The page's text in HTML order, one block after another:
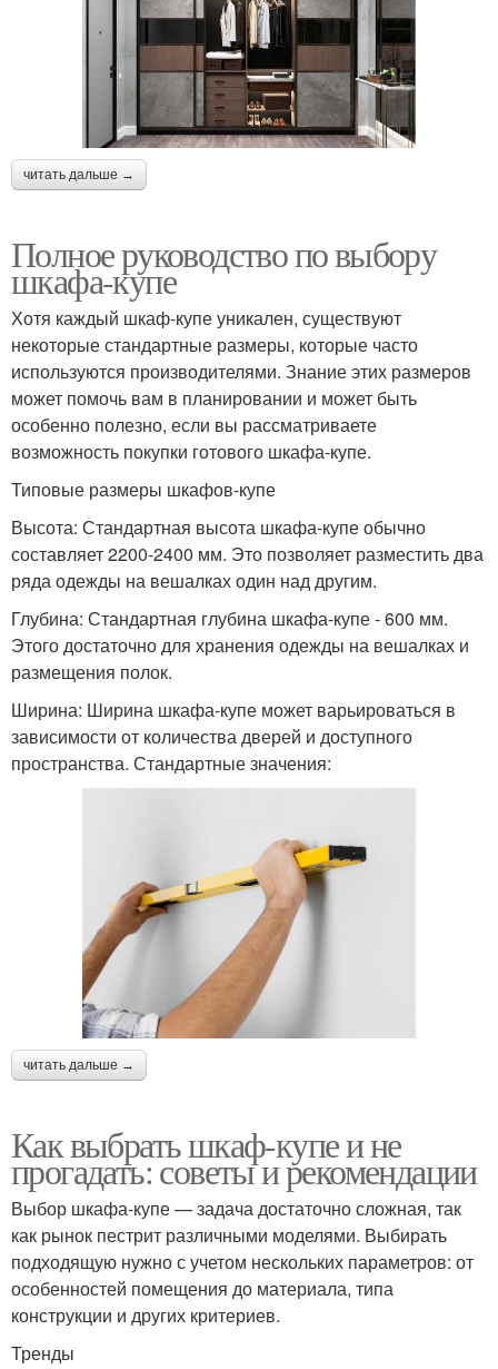
читать дальше →
Полное руководство по выбору
шкафа-купе
Хотя каждый шкаф-купе уникален, существуют
некоторые стандартные размеры, которые часто
используются производителями. Знание этих размеров
может помочь вам в планировании и может быть
особенно полезно, если вы рассматриваете
возможность покупки готового шкафа-купе.
Типовые размеры шкафов-купе
Высота: Стандартная высота шкафа-купе обычно
составляет 2200-2400 мм. Это позволяет разместить два
ряда одежды на вешалках один над другим.
Глубина: Стандартная глубина шкафа-купе - 600 мм.
Этого достаточно для хранения одежды на вешалках и
размещения полок.
Ширина: Ширина шкафа-купе может варьироваться в
зависимости от количества дверей и доступного
пространства. Стандартные значения:
читать дальше →
Как выбрать шкаф-купе и не
прогадать: советы и рекомендации
Выбор шкафа-купе — задача достаточно сложная, так
как рынок пестрит различными моделями. Выбирать
подходящую нужно с учетом нескольких параметров: от
особенностей помещения до материала, типа
конструкции и других критериев.
Тренды